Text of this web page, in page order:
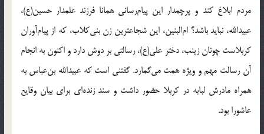
مردم ابلاغ كند و پرچمدار اين پيام‌رسانى همانا فرزند علمدار حسين(ع)،
عبيدالله، نبايد باشد؟ ام‌البنين، اين شجاعترين زن بنى‌كلاب، كه از پيام‌آوران
كربلاست چونان زينب، دختر على(ع)، رسالتى بر دوش دارد و اكنون به انجام
آن رسالت مهم و ويژه همت مى‌گمارد. گفتنى است كه عبيدالله بن‌عباس به
همراه مادرش لبابه در كربلا حضور داشت و سند زنده‌اى براى بيان وقايع
عاشورا بود.